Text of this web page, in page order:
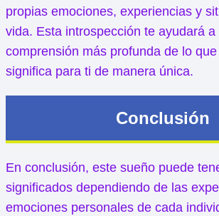
propias emociones, experiencias y
vida. Esta introspección te ayudará
comprensión más profunda de lo
significa para ti de manera única.
Conclusión
En conclusión, este sueño puede
significados dependiendo de las
emociones personales de cada